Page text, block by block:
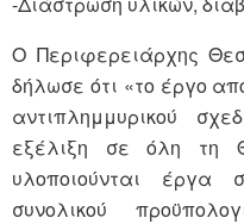
Ο Περιφερειάρχης
δήλωσε ότι «το έργο
αντιπλημμυρικού
εξέλιξη σε όλη τη
υλοποιούνται έργα
συνολικού